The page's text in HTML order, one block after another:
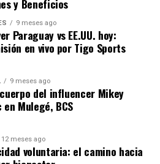
y social.
ahora para
futuro”,
analistas sugieren que la
y la educación
mitigar los efectos del
Latina. “La educación es
y Beneficios
9 meses ago
Paraguay vs EE.UU. hoy:
en vivo por Tigo Sports
9 meses ago
del influencer Mikey
en Mulegé, BCS
12 meses ago
voluntaria: el camino hacia